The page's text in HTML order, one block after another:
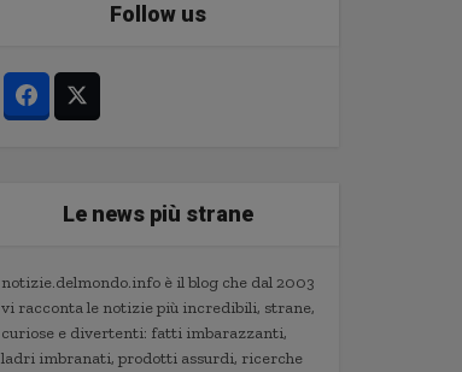
Follow us
Le news più strane
notizie.delmondo.info è il blog che dal 2003
vi racconta le notizie più incredibili, strane,
curiose e divertenti: fatti imbarazzanti,
ladri imbranati, prodotti assurdi, ricerche